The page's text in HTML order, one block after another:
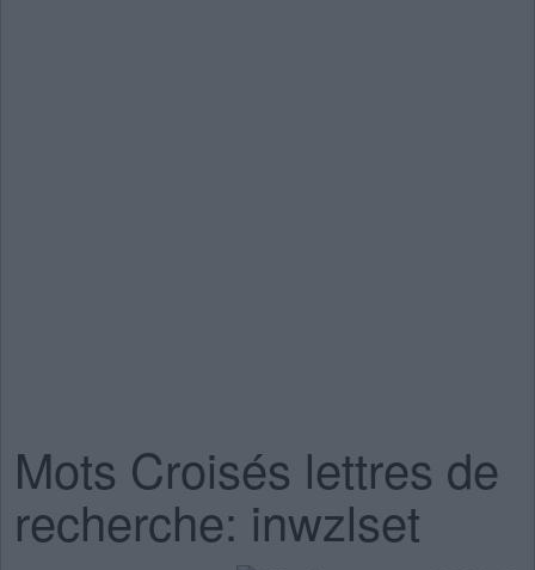
Mots Croisés lettres de
recherche: inwzlset